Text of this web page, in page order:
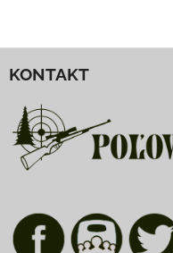
KONTAKT